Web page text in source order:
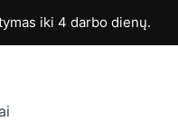
iki 4 darbo dienų.